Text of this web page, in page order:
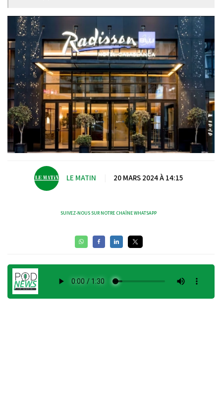
LE MATIN 20 MARS 2024 À 14:15
SUIVEZ-NOUS SUR NOTRE CHAÎNE WHATSAPP